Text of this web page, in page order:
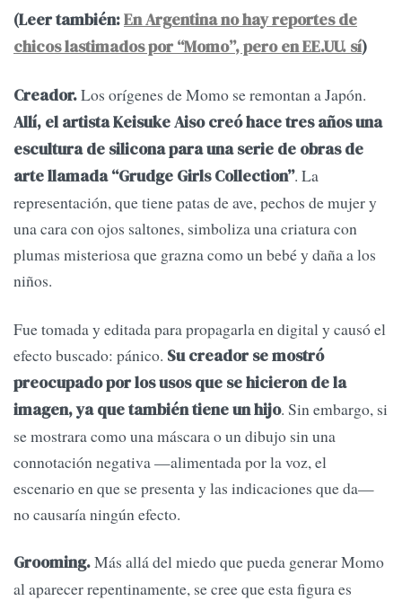
(Leer también:En Argentina no hay reportes de
chicos lastimados por “Momo”, pero en EE.UU. sí)
Creador.Los orígenes de Momo se remontan a Japón.
Allí, el artista Keisuke Aiso creó hace tres años una
escultura de silicona para una serie de obras de
arte llamada “Grudge Girls Collection”. La
representación, que tiene patas de ave, pechos de mujer y
una cara con ojos saltones, simboliza una criatura con
plumas misteriosa que grazna como un bebé y daña a los
niños.
Fue tomada y editada para propagarla en digital y causó el
efecto buscado: pánico. Su creador se mostró
preocupado por los usos que se hicieron de la
imagen, ya que también tiene un hijo. Sin embargo, si
se mostrara como una máscara o un dibujo sin una
connotación negativa —alimentada por la voz, el
escenario en que se presenta y las indicaciones que da—
no causaría ningún efecto.
Grooming.Más allá del miedo que pueda generar Momo
al aparecer repentinamente, se cree que esta figura es